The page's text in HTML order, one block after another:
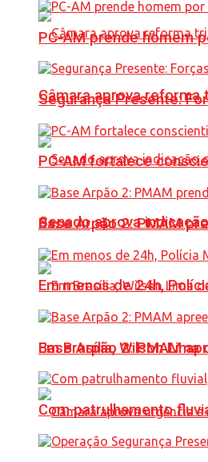
Câmara aprova
Senado aprova
Em Brasília, Wilson
PC-AM prende homem
Segurança Presente:
PC-AM fortalece
Base Arpão 2: PMAM
Em menos de 24h,
Base Arpão 2: PMAM
Com patrulhamento